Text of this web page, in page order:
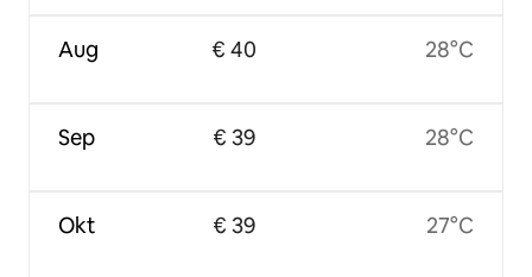
Aug
Sep
Okt
€ 40
€ 39
€ 39
28°C
28°C
27°C